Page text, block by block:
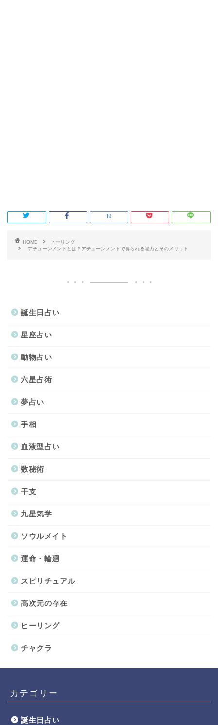
HOME
ヒーリング
アチューンメントとは？アチューンメントで得られる能力とそのメリット
誕生日占い
星座占い
動物占い
六星占術
夢占い
手相
血液型占い
数秘術
干支
九星気学
ソウルメイト
運命・輪廻
スピリチュアル
高次元の存在
ヒーリング
チャクラ
カテゴリー
誕生日占い